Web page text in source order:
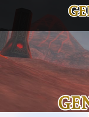
NEWS